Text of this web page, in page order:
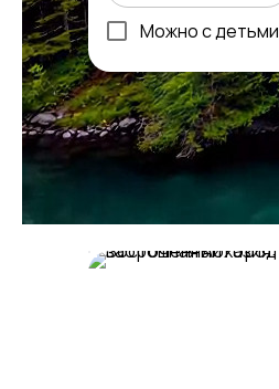
Можно с детьми